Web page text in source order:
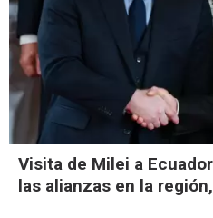
Visita de Milei a
las alianzas en la